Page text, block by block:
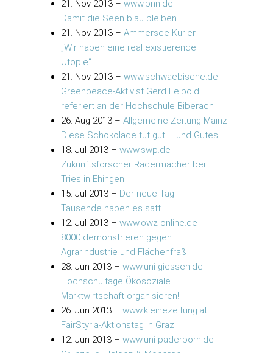
21. Nov 2013 – www.pnn.de
Damit die Seen blau bleiben
21. Nov 2013 – Ammersee Kurier
„Wir haben eine real existierende
Utopie“
21. Nov 2013 – www.schwaebische.de
Greenpeace-Aktivist Gerd Leipold
referiert an der Hochschule Biberach
26. Aug 2013 – Allgemeine Zeitung Mainz
Diese Schokolade tut gut – und Gutes
18. Jul 2013 – www.swp.de
Zukunftsforscher Radermacher bei
Tries in Ehingen
15. Jul 2013 – Der neue Tag
Tausende haben es satt
12. Jul 2013 – www.owz-online.de
8000 demonstrieren gegen
Agrarindustrie und Flächenfraß
28. Jun 2013 – www.uni-giessen.de
Hochschultage Ökosoziale
Marktwirtschaft organisieren!
26. Jun 2013 – www.kleinezeitung.at
FairStyria-Aktionstag in Graz
12. Jun 2013 – www.uni-paderborn.de